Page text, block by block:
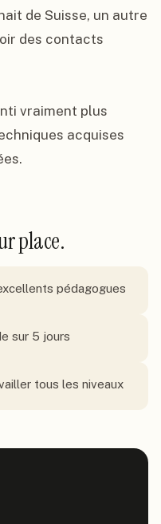
de Suisse, un autre
des contacts
vraiment plus
acquises
place.
pédagogues
sur 5 jours
tous les niveaux